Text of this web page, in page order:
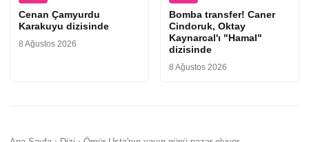
Cenan Çamyurdu
Karakuyu dizisinde
8 Ağustos 2026
Bomba transfer! Caner
Cindoruk, Oktay
Kaynarcal'ı "Hamal"
dizisinde
8 Ağustos 2026